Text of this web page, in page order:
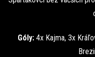
Góly: 4x Kajma, 3x